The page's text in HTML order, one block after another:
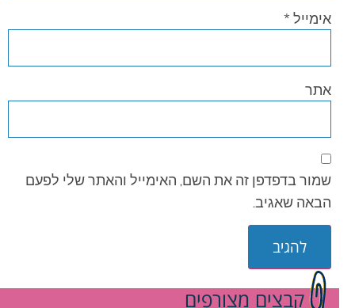
אימייל *
אתר
שמור בדפדפן זה את השם, האימייל והאתר שלי לפעם
הבאה שאגיב.
קבצים מצורפים